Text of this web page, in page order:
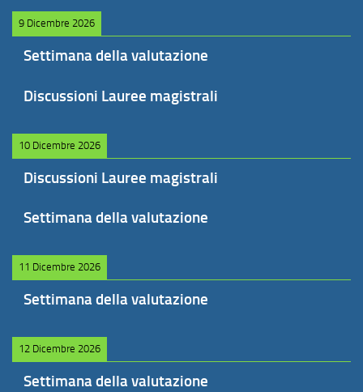
9 Dicembre 2026
Settimana della valutazione
Discussioni Lauree magistrali
10 Dicembre 2026
Discussioni Lauree magistrali
Settimana della valutazione
11 Dicembre 2026
Settimana della valutazione
12 Dicembre 2026
Settimana della valutazione